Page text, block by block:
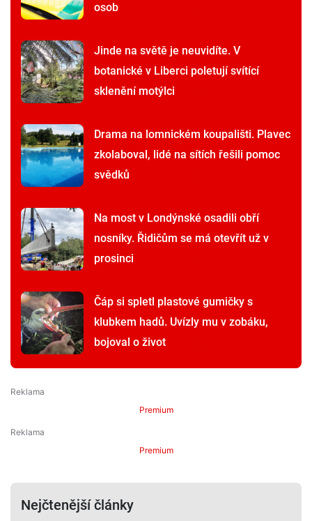
osob
Jinde na světě je neuvidíte. V
botanické v Liberci poletují svítící
sklenění motýlci
Drama na lomnickém koupališti. Plavec
zkolaboval, lidé na sítích řešili pomoc
svědků
Na most v Londýnské osadili obří
nosníky. Řidičům se má otevřít už v
prosinci
Čáp si spletl plastové gumičky s
klubkem hadů. Uvízly mu v zobáku,
bojoval o život
Premium
Premium
Nejčtenější články